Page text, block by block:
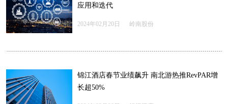
应用和迭代
2024年02月20日 岭南股份
锦江酒店春节业绩飙升 南北游热推RevPAR增
长超50%